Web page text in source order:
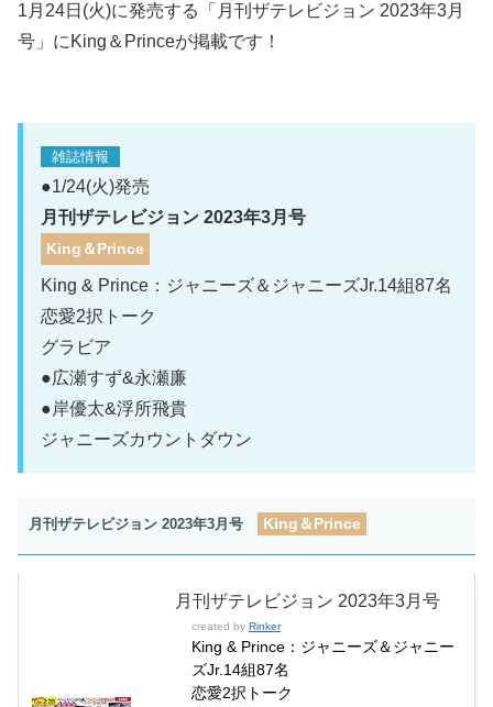
1月24日(火)に発売する「月刊ザテレビジョン 2023年3月
号」にKing＆Princeが掲載です！
雑誌情報
●1/24(火)発売
月刊ザテレビジョン 2023年3月号
King＆Prince
King & Prince：ジャニーズ＆ジャニーズJr.14組87名
恋愛2択トーク
グラビア
●広瀬すず&永瀬廉
●岸優太&浮所飛貴
ジャニーズカウントダウン
月刊ザテレビジョン 2023年3月号 King＆Prince
月刊ザテレビジョン 2023年3月号
created by Rinker
King & Prince：ジャニーズ＆ジャニー
ズJr.14組87名
恋愛2択トーク